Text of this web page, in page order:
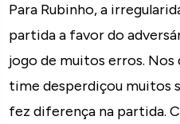
Para Rubinho, a
partida a favor do
jogo de muitos erros.
time desperdiçou muitos
fez diferença na partida.